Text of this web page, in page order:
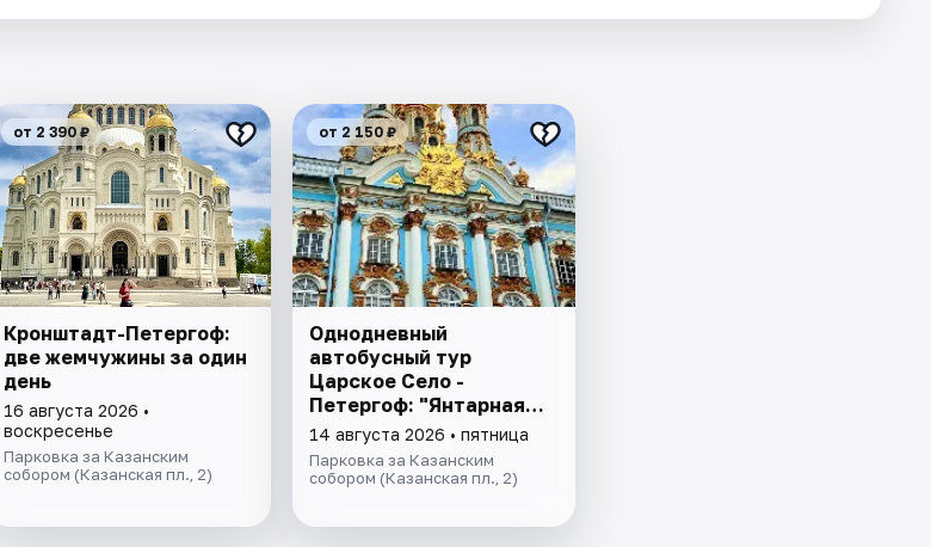
от 2 390 ₽
​​​​​​​Кронштадт-Петергоф:
две жемчужины за один
день
16 августа 2026 •
воскресенье
Парковка за Казанским
собором (Казанская пл., 2)
от 2 150 ₽
Однодневный
автобусный тур
Царское Село -
Петергоф: "Янтарная
комната и Фонтаны
Петергофа за 1 день"
14 августа 2026 • пятница
Парковка за Казанским
собором (Казанская пл., 2)